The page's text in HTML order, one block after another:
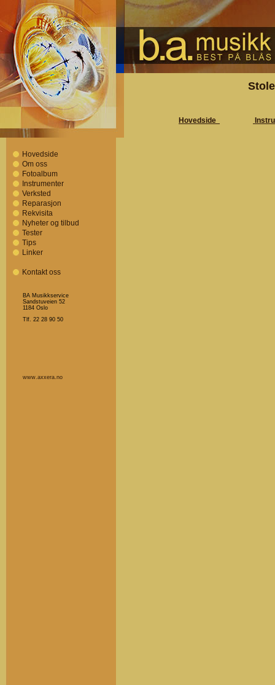
Hovedside
Om oss
Fotoalbum
Instrumenter
Verksted
Reparasjon
Rekvisita
Nyheter og tilbud
Tester
Tips
Linker
Kontakt oss
BA Musikkservice
Sandstuveien 52
1184 Oslo
Tlf. 22 28 90 50
www.axxera.no
Hovedside